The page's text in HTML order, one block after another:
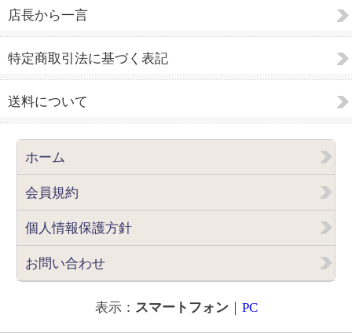
店長から一言
特定商取引法に基づく表記
送料について
ホーム
会員規約
個人情報保護方針
お問い合わせ
表示： スマートフォン｜ PC